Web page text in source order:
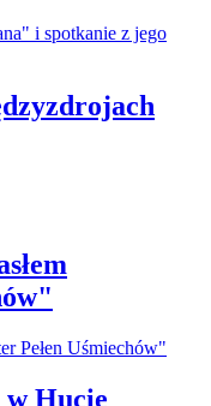
w Hucie